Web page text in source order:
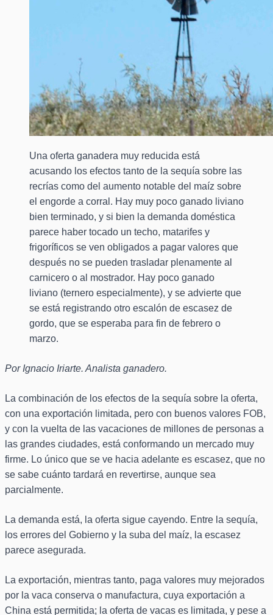
Una oferta ganadera muy reducida está
acusando los efectos tanto de la sequía sobre las
recrías como del aumento notable del maíz sobre
el engorde a corral. Hay muy poco ganado liviano
bien terminado, y si bien la demanda doméstica
parece haber tocado un techo, matarifes y
frigoríficos se ven obligados a pagar valores que
después no se pueden trasladar plenamente al
carnicero o al mostrador. Hay poco ganado
liviano (ternero especialmente), y se advierte que
se está registrando otro escalón de escasez de
gordo, que se esperaba para fin de febrero o
marzo.
Por Ignacio Iriarte. Analista ganadero.
La combinación de los efectos de la sequía sobre la oferta,
con una exportación limitada, pero con buenos valores FOB,
y con la vuelta de las vacaciones de millones de personas a
las grandes ciudades, está conformando un mercado muy
firme. Lo único que se ve hacia adelante es escasez, que no
se sabe cuánto tardará en revertirse, aunque sea
parcialmente.
La demanda está, la oferta sigue cayendo. Entre la sequía,
los errores del Gobierno y la suba del maíz, la escasez
parece asegurada.
La exportación, mientras tanto, paga valores muy mejorados
por la vaca conserva o manufactura, cuya exportación a
China está permitida; la oferta de vacas es limitada, y pese a